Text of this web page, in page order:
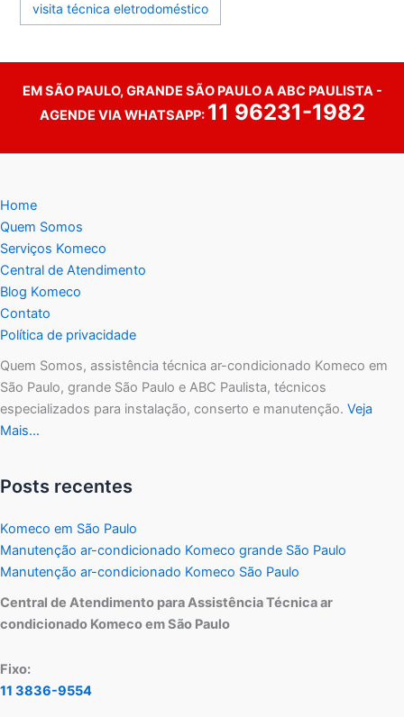
visita técnica eletrodoméstico
EM SÃO PAULO, GRANDE SÃO PAULO A ABC PAULISTA -
AGENDE VIA WHATSAPP: 11 96231-1982
Home
Quem Somos
Serviços Komeco
Central de Atendimento
Blog Komeco
Contato
Política de privacidade
Quem Somos, assistência técnica ar-condicionado Komeco em
São Paulo, grande São Paulo e ABC Paulista, técnicos
especializados para instalação, conserto e manutenção. Veja
Mais…
Posts recentes
Komeco em São Paulo
Manutenção ar-condicionado Komeco grande São Paulo
Manutenção ar-condicionado Komeco São Paulo
Central de Atendimento para Assistência Técnica ar
condicionado Komeco em São Paulo
Fixo:
11 3836-9554